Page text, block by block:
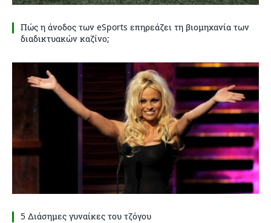
Πώς η άνοδος των eSports επηρεάζει τη βιομηχανία των
διαδικτυακών καζίνο;
5 Διάσημες γυναίκες του τζόγου